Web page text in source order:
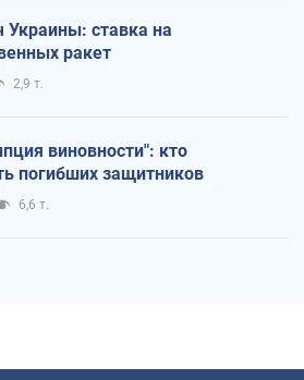
ставка на
ракет
2,9 т.
виновности": кто
погибших защитников
6,6 т.